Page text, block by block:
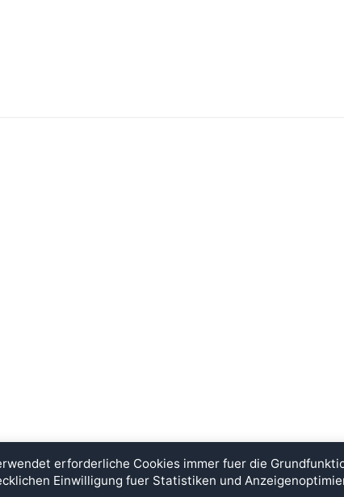
erforderliche Cookies immer fuer die
Einwilligung fuer Statistiken und